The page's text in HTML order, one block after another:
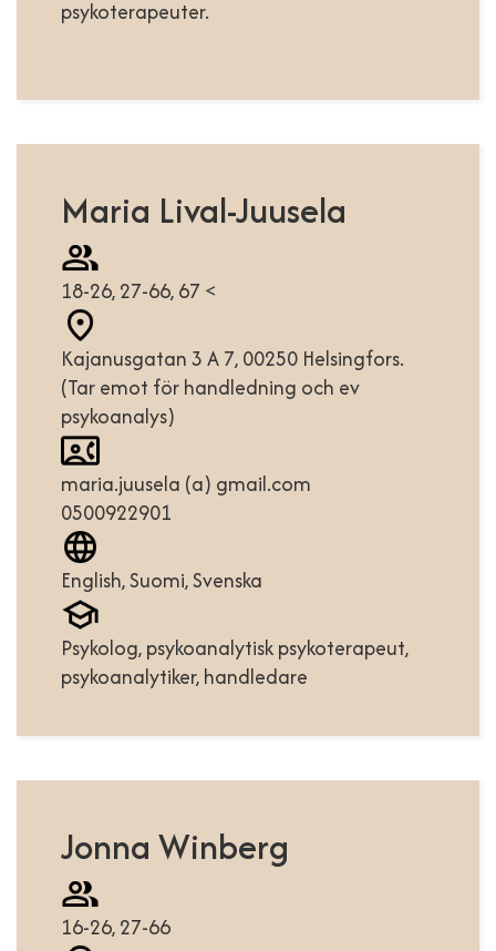
psykoterapeuter.
Maria Lival-Juusela
18-26, 27-66, 67 <
Kajanusgatan 3 A 7, 00250 Helsingfors.
(Tar emot för handledning och ev
psykoanalys)
maria.juusela (a) gmail.com
0500922901
English, Suomi, Svenska
Psykolog, psykoanalytisk psykoterapeut,
psykoanalytiker, handledare
Jonna Winberg
16-26, 27-66